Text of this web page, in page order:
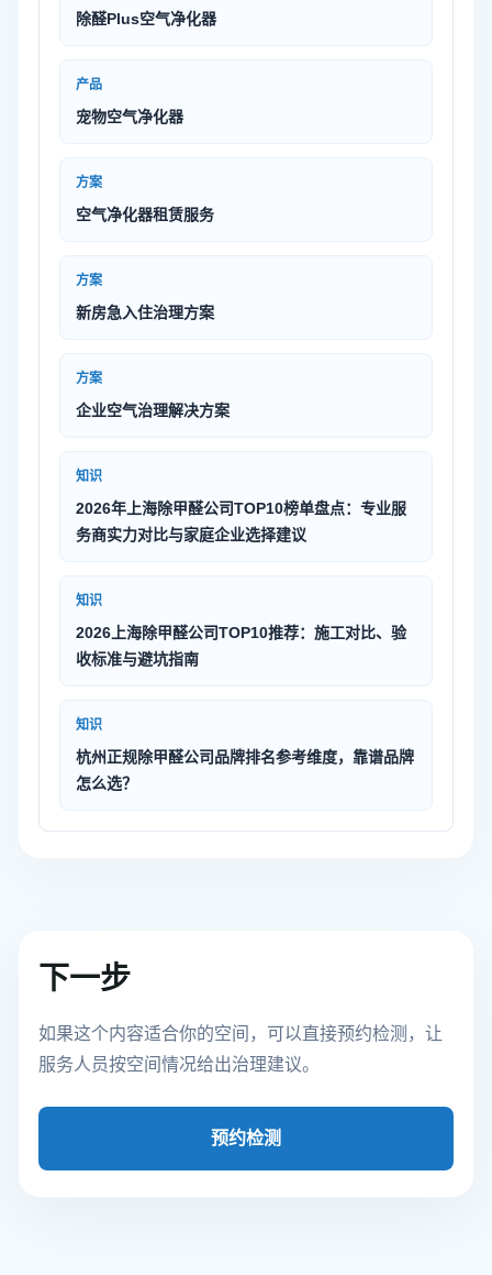
除醛Plus空气净化器
产品
宠物空气净化器
方案
空气净化器租赁服务
方案
新房急入住治理方案
方案
企业空气治理解决方案
知识
2026年上海除甲醛公司TOP10榜单盘点：专业服
务商实力对比与家庭企业选择建议
知识
2026上海除甲醛公司TOP10推荐：施工对比、验
收标准与避坑指南
知识
杭州正规除甲醛公司品牌排名参考维度，靠谱品牌
怎么选？
下一步
如果这个内容适合你的空间，可以直接预约检测，让
服务人员按空间情况给出治理建议。
预约检测